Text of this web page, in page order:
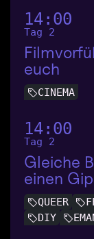
14:00
Tag 2
euch
CINEMA
14:00
Tag 2
Gleiche
einen
QUEER
DIY